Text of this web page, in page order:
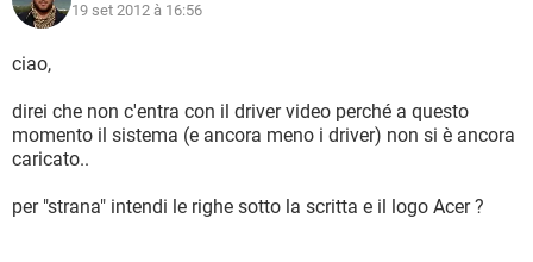
19 set 2012 à 16:56
ciao,
direi che non c'entra con il driver video perché a questo
momento il sistema (e ancora meno i driver) non si è ancora
caricato..
per "strana" intendi le righe sotto la scritta e il logo Acer ?